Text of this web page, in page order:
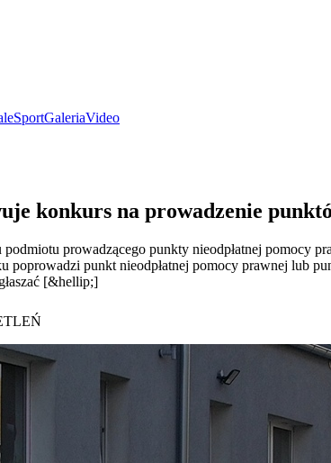
SportGaleriaVideo
konkurs na prowadzenie
prowadzącego punkty nieodpłatnej pomocy
punkt nieodpłatnej pomocy prawnej lub
[&hellip;]